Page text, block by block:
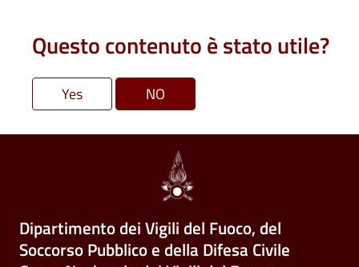
Questo contenuto è stato utile?
Dipartimento dei Vigili del Fuoco, del
Soccorso Pubblico e della Difesa Civile